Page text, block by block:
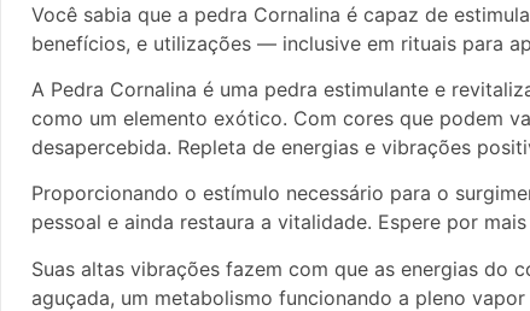
Você sabia que a pedra Cornalina é capaz de
benefícios, e utilizações — inclusive em rituais para
A Pedra Cornalina é uma pedra estimulante e
como um elemento exótico. Com cores que podem
desapercebida. Repleta de energias e vibrações
Proporcionando o estímulo necessário para o
pessoal e ainda restaura a vitalidade. Espere por
Suas altas vibrações fazem com que as energias do
aguçada, um metabolismo funcionando a pleno